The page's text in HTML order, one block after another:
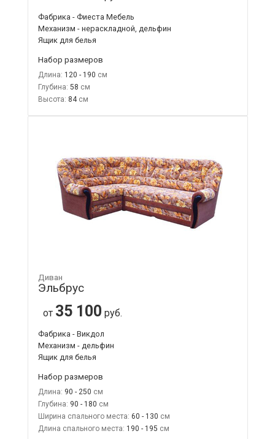
Фабрика - Фиеста Мебель
Механизм - нераскладной, дельфин
Ящик для белья
Набор размеров
Длина: 120 - 190
Глубина: 58
Высота: 84
Диван
Эльбрус
от 35 100 руб.
Фабрика - Викдол
Механизм - дельфин
Ящик для белья
Набор размеров
Длина: 90 - 250
Глубина: 90 - 180
Ширина спального места: 60 - 130
Длина спального места: 190 - 195